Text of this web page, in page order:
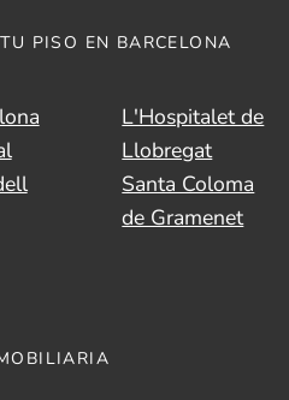
PISO EN BARCELONA
L'Hospitalet de
Llobregat
Santa Coloma
de Gramenet